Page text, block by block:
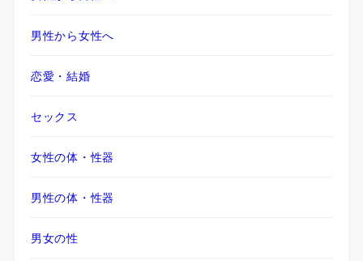
男性から女性へ
恋愛・結婚
セックス
女性の体・性器
男性の体・性器
男女の性